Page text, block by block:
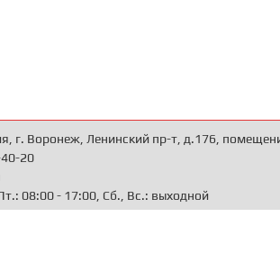
г. Воронеж, Ленинский пр-т, д.176,
20
08:00 - 17:00, Сб., Вс.: выходной